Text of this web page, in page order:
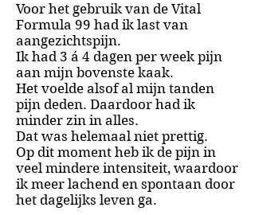
Voor het gebruik van de Vital
Formula 99 had ik last van
aangezichtspijn.
Ik had 3 á 4 dagen per week pijn
aan mijn bovenste kaak.
Het voelde alsof al mijn tanden
pijn deden. Daardoor had ik
minder zin in alles.
Dat was helemaal niet prettig.
Op dit moment heb ik de pijn in
veel mindere intensiteit, waardoor
ik meer lachend en spontaan door
het dagelijks leven ga.